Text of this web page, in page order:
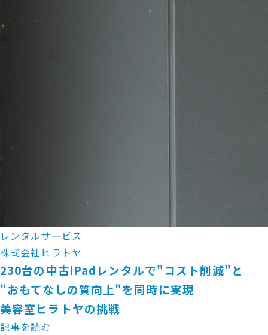
レンタルサービス
株式会社ヒラトヤ
230台の中古iPadレンタルで"コスト削減"と
"おもてなしの質向上"を同時に実現
美容室ヒラトヤの挑戦
記事を読む